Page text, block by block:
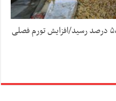
تورم نقطه‌به‌نقطه خدمات به ۵۸ درصد رسید/افزایش تورم فصلی